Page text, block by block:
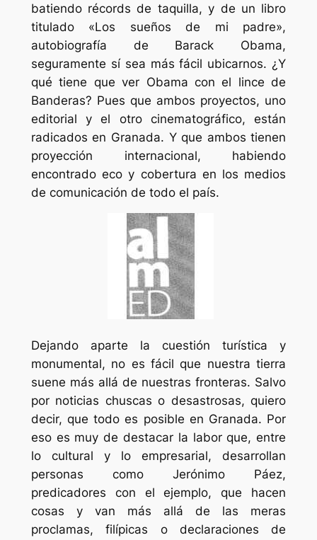
batiendo récords de taquilla, y de un libro
titulado «Los sueños de mi padre»,
autobiografía de Barack Obama,
seguramente sí sea más fácil ubicarnos. ¿Y
qué tiene que ver Obama con el lince de
Banderas? Pues que ambos proyectos, uno
editorial y el otro cinematográfico, están
radicados en Granada. Y que ambos tienen
proyección internacional, habiendo
encontrado eco y cobertura en los medios
de comunicación de todo el país.
Dejando aparte la cuestión turística y
monumental, no es fácil que nuestra tierra
suene más allá de nuestras fronteras. Salvo
por noticias chuscas o desastrosas, quiero
decir, que todo es posible en Granada. Por
eso es muy de destacar la labor que, entre
lo cultural y lo empresarial, desarrollan
personas como Jerónimo Páez,
predicadores con el ejemplo, que hacen
cosas y van más allá de las meras
proclamas, filípicas o declaraciones de